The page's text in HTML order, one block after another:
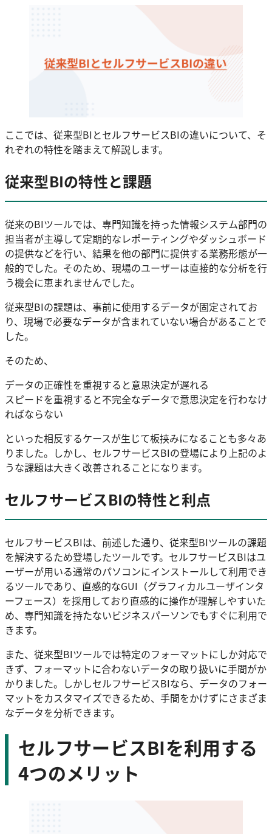
ここでは、従来型BIとセルフサービスBIの違いについて、そ
れぞれの特性を踏まえて解説します。
従来型BIの特性と課題
従来のBIツールでは、専門知識を持った情報システム部門の
担当者が主導して定期的なレポーティングやダッシュボード
の提供などを行い、結果を他の部門に提供する業務形態が一
般的でした。そのため、現場のユーザーは直接的な分析を行
う機会に恵まれませんでした。
従来型BIの課題は、事前に使用するデータが固定されてお
り、現場で必要なデータが含まれていない場合があることで
した。
そのため、
データの正確性を重視すると意思決定が遅れる
スピードを重視すると不完全なデータで意思決定を行わなけ
ればならない
といった相反するケースが生じて板挟みになることも多々あ
りました。しかし、セルフサービスBIの登場により上記のよ
うな課題は大きく改善されることになります。
セルフサービスBIの特性と利点
セルフサービスBIは、前述した通り、従来型BIツールの課題
を解決するため登場したツールです。セルフサービスBIはユ
ーザーが用いる通常のパソコンにインストールして利用でき
るツールであり、直感的なGUI（グラフィカルユーザインタ
ーフェース）を採用しており直感的に操作が理解しやすいた
め、専門知識を持たないビジネスパーソンでもすぐに利用で
きます。
また、従来型BIツールでは特定のフォーマットにしか対応で
きず、フォーマットに合わないデータの取り扱いに手間がか
かりました。しかしセルフサービスBIなら、データのフォー
マットをカスタマイズできるため、手間をかけずにさまざま
なデータを分析できます。
セルフサービスBIを利用する
4つのメリット